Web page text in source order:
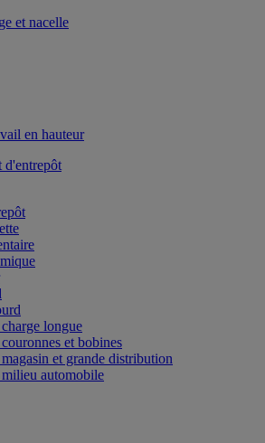
et nacelle
en hauteur
d'entrepôt
longue
et bobines
et grande distribution
automobile